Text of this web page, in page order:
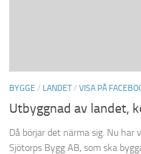
BYGGE / LANDET/ VISA PÅ
Utbyggnad av landet,
Då börjar det närma sig. Nu
Sjötorps Bygg AB, som ska